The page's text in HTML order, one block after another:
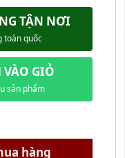
TẬN NƠI
toàn quốc
VÀO GIỎ
sản phẩm
hàng